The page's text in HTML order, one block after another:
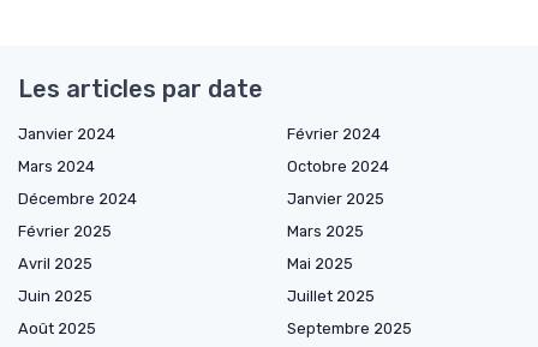
Les articles par date
Janvier 2024
Février 2024
Mars 2024
Octobre 2024
Décembre 2024
Janvier 2025
Février 2025
Mars 2025
Avril 2025
Mai 2025
Juin 2025
Juillet 2025
Août 2025
Septembre 2025